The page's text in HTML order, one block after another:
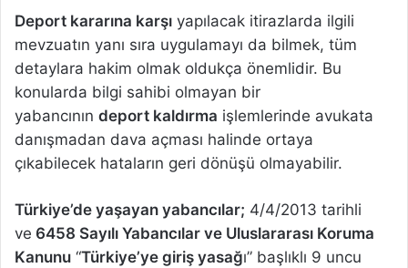
Deport kararına karşı yapılacak itirazlarda ilgili
mevzuatın yanı sıra uygulamayı da bilmek, tüm
detaylara hakim olmak oldukça önemlidir. Bu
konularda bilgi sahibi olmayan bir
yabancının deport kaldırma işlemlerinde avukata
danışmadan dava açması halinde ortaya
çıkabilecek hataların geri dönüşü olmayabilir.
Türkiye’de yaşayan yabancılar; 4/4/2013 tarihli
ve 6458 Sayılı Yabancılar ve Uluslararası Koruma
Kanunu “Türkiye’ye giriş yasağı” başlıklı 9 uncu